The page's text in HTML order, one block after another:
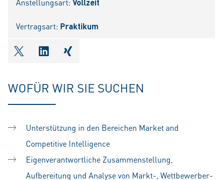
Anstellungsart: Vollzeit
Vertragsart: Praktikum
shareOntwitter
shareOnlinkedIn
shareOnxing
WOFÜR WIR SIE SUCHEN
Unterstützung in den Bereichen Market and
Competitive Intelligence
Eigenverantwortliche Zusammenstellung,
Aufbereitung und Analyse von Markt-, Wettbewerber-